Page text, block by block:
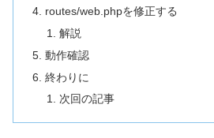
routes/web.phpを修正する
解説
動作確認
終わりに
次回の記事